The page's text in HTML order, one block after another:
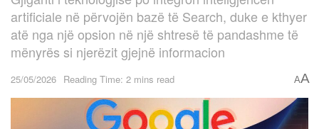
artificiale në përvojën bazë të Search, duke e kthyer
atë nga një opsion në një shtresë të pandashme të
mënyrës si njerëzit gjejnë informacion
25/05/2026 Reading Time: 2 mins read AA